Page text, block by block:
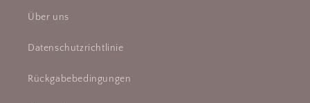
Über uns
Datenschutzrichtlinie
Rückgabebedingungen